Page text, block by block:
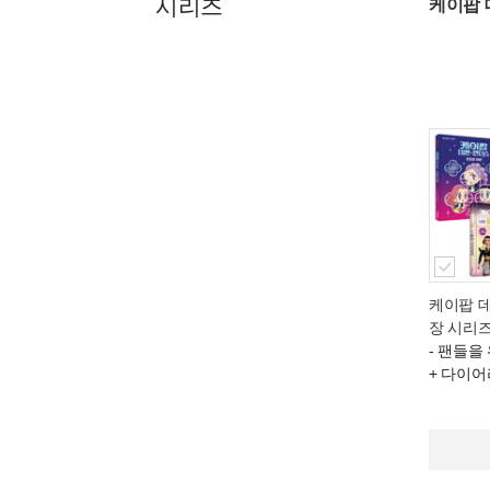
시리즈 케이팝
케이팝
장 시리
- 팬들을
+ 다이